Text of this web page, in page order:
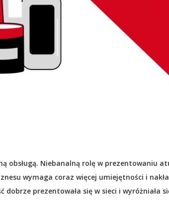
obsługą. Niebanalną rolę w prezentowaniu
wymaga coraz więcej umiejętności i
prezentowała się w sieci i wyróżniała